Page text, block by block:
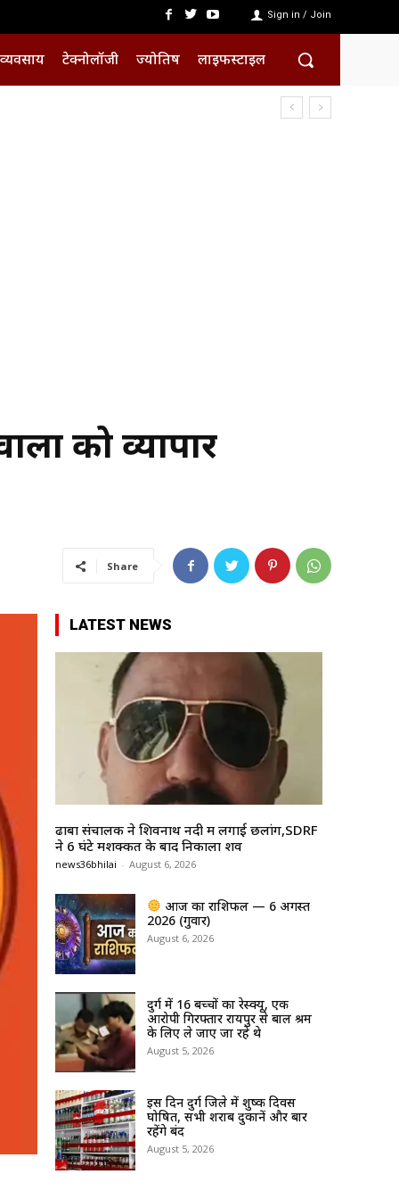
Sign in / Join
व्यवसाय टेक्नोलॉजी ज्योतिष लाइफस्टाइल
को व्यापार
Share
LATEST NEWS
ढाबा संचालक ने शिवनाथ नदी में लगाई छलांग,SDRF
ने 6 घंटे मशक्कत के बाद निकाला शव
news36bhilai - August 6, 2026
आज का राशिफल — 6 अगस्त
2026 (गुरुवार)
August 6, 2026
दुर्ग में 16 बच्चों का रेस्क्यू, एक
आरोपी गिरफ्तार रायपुर से बाल श्रम
के लिए ले जाए जा रहे थे
August 5, 2026
इस दिन दुर्ग जिले में शुष्क दिवस
घोषित, सभी शराब दुकानें और बार
रहेंगे बंद
August 5, 2026